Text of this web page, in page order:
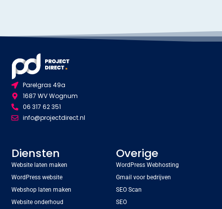
Parelgras 49a
1687 WV Wognum
06 317 62 351
info@projectdirect.nl
Diensten
Website laten maken
WordPress website
Webshop laten maken
Website onderhoud
Overige
WordPress Webhosting
Gmail voor bedrijven
SEO Scan
SEO